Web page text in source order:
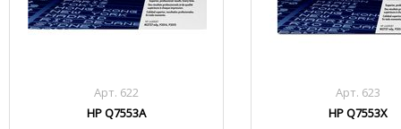
Арт. 622
HP Q7553A
Арт. 623
HP Q7553X